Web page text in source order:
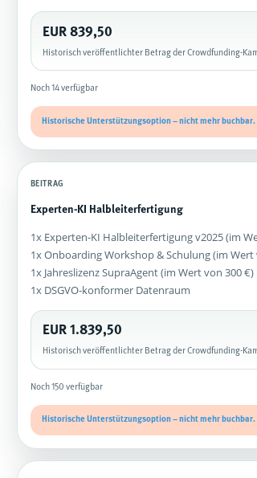
EUR 839,50
Historisch veröffentlichter Betrag der Crowdfunding-
Noch 14 verfügbar
Historische Unterstützungsoption – nicht mehr buchbar.
BEITRAG
Experten-KI Halbleiterfertigung
1x Experten-KI Halbleiterfertigung v2025 (im
1x Onboarding Workshop & Schulung (im Wert
1x Jahreslizenz SupraAgent (im Wert von 300 €)
1x DSGVO-konformer Datenraum
EUR 1.839,50
Historisch veröffentlichter Betrag der Crowdfunding-
Noch 150 verfügbar
Historische Unterstützungsoption – nicht mehr buchbar.